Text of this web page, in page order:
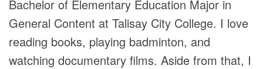
Bachelor of Elementary Education Major in
General Content at Talisay City College. I love
reading books, playing badminton, and
watching documentary films. Aside from that, I